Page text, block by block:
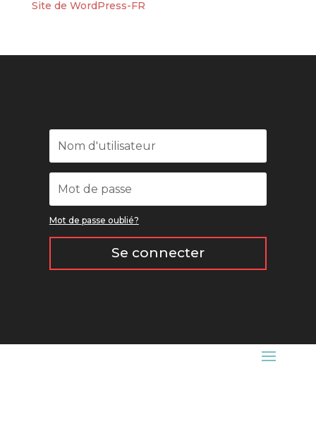
Site de WordPress-FR
Mot de passe oublié?
Se connecter